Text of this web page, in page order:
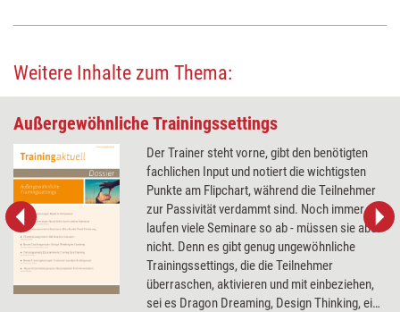
Weitere Inhalte zum Thema:
Außergewöhnliche Trainingssettings
Der Trainer steht vorne, gibt den benötigten
fachlichen Input und notiert die wichtigsten
Punkte am Flipchart, während die Teilnehmer
zur Passivität verdammt sind. Noch immer
laufen viele Seminare so ab - müssen sie aber
nicht. Denn es gibt genug ungewöhnliche
Trainingssettings, die die Teilnehmer
überraschen, aktivieren und mit einbeziehen,
sei es Dragon Dreaming, Design Thinking, eine